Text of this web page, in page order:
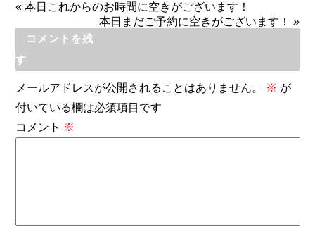
«本日これからのお時間に空きがございます！
本日まだご予約に空きがございます！
»
コメントを残
す
メールアドレスが公開されることはありません。 ※ が
付いている欄は必須項目です
コメント ※